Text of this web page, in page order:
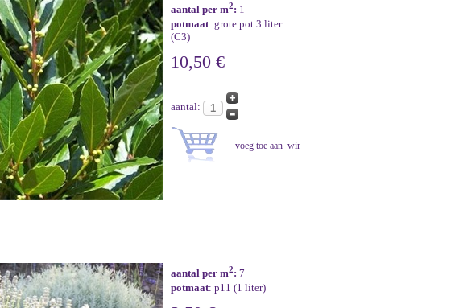
aantal per m2: 1
potmaat: grote pot 3 liter
(C3)
10,50 €
aantal:
aantal per m2: 7
potmaat: p11 (1 liter)